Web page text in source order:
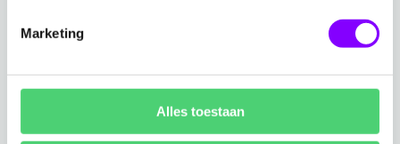
Marketing
Alles toestaan
Informatiebehoefte ophalen: hoe achterhaal je wat
Van ruwe vraag naar visueel verhaal: opbouw en
UX/UI-principes: overzicht, hiërarchie, kleurgebruik,